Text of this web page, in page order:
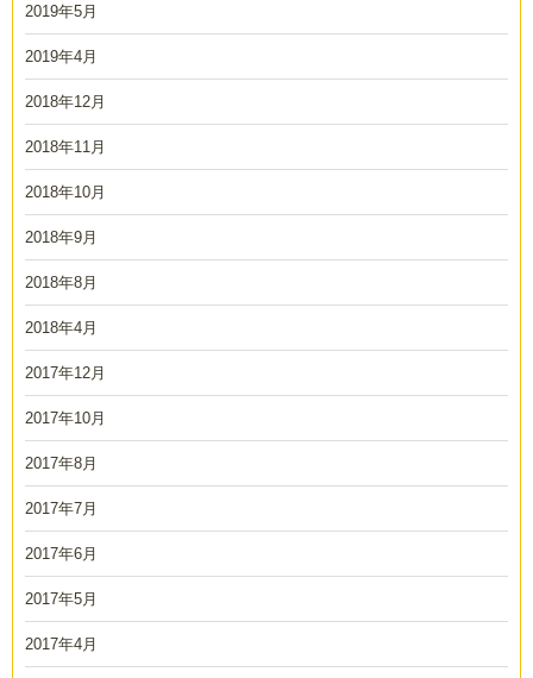
2019年5月
2019年4月
2018年12月
2018年11月
2018年10月
2018年9月
2018年8月
2018年4月
2017年12月
2017年10月
2017年8月
2017年7月
2017年6月
2017年5月
2017年4月